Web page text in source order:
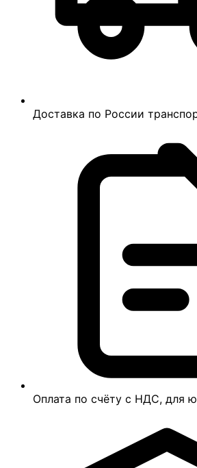
Доставка по России
Оплата по счёту с НДС, для